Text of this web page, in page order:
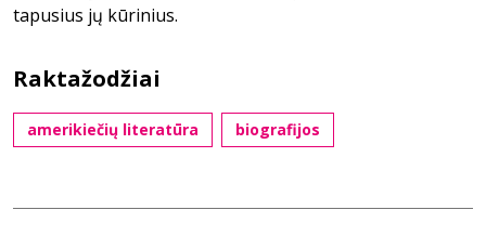
tapusius jų kūrinius.
Raktažodžiai
amerikiečių literatūra biografijos